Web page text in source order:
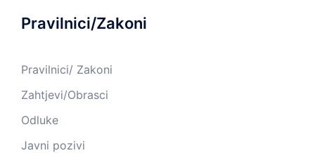
Pravilnici/Zakoni
Pravilnici/ Zakoni
Zahtjevi/Obrasci
Odluke
Javni pozivi